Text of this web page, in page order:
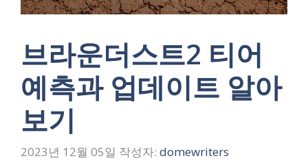
브라운더스트2 티어
예측과 업데이트 알아
보기
2023년 12월 05일 작성자: domewriters